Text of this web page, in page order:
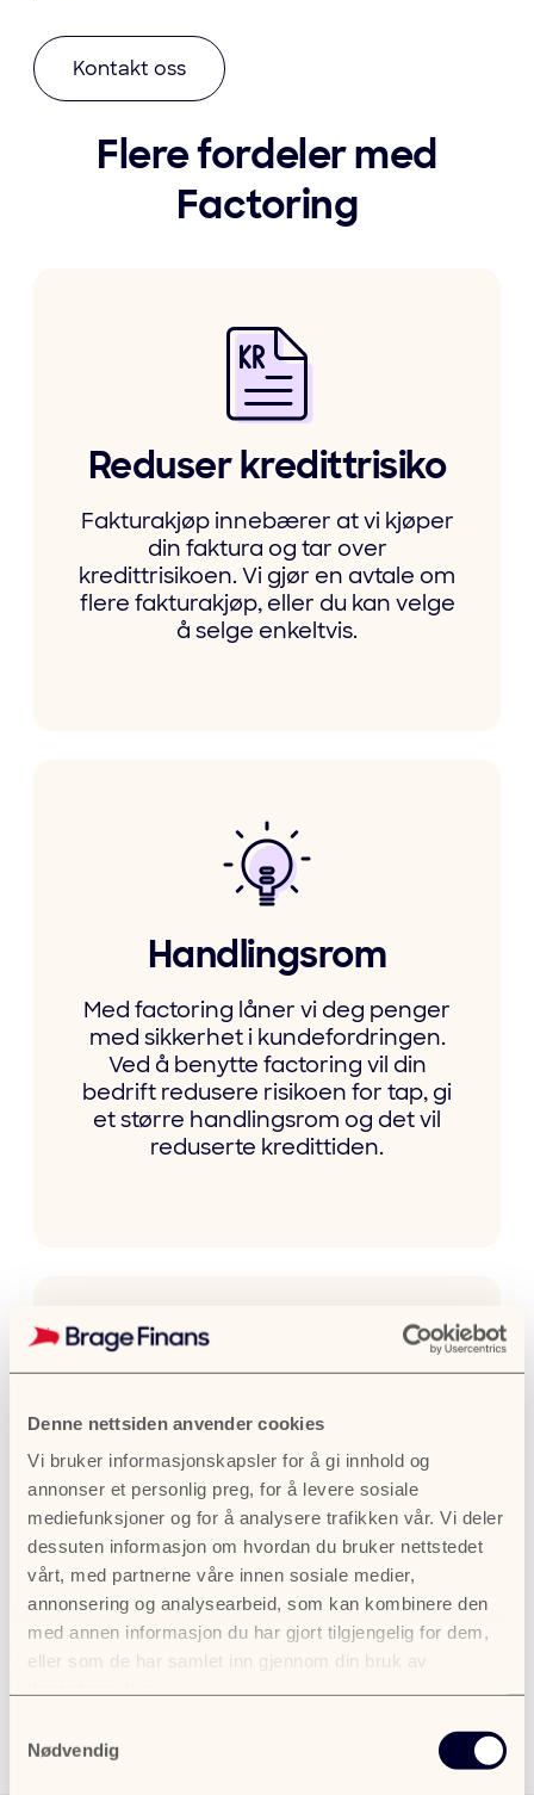
Denne nettsiden anvender cookies
Vi bruker informasjonskapsler for å gi innhold og
annonser et personlig preg, for å levere sosiale
mediefunksjoner og for å analysere trafikken vår. Vi deler
dessuten informasjon om hvordan du bruker nettstedet
vårt, med partnerne våre innen sosiale medier,
annonsering og analysearbeid, som kan kombinere den
med annen informasjon du har gjort tilgjengelig for dem,
eller som de har samlet inn gjennom din bruk av
Nødvendig
Kontakt oss
Flere fordeler med
Factoring
Reduser kredittrisiko
Fakturakjøp innebærer at vi kjøper
din faktura og tar over
kredittrisikoen. Vi gjør en avtale om
flere fakturakjøp, eller du kan velge
å selge enkeltvis.
Handlingsrom
Med factoring låner vi deg penger
med sikkerhet i kundefordringen.
Ved å benytte factoring vil din
bedrift redusere risikoen for tap, gi
et større handlingsrom og det vil
reduserte kredittiden.
Reduser kredittid
Factoring passer for bedrifter som
har behov for å redusere
kredittiden, som ønsker å bruke
mer tid på kjernevirksomhet eller
bedrifter i sterkt vekst.